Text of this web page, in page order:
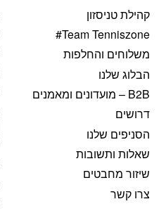
קהילת טניסזון
Team Tenniszone#
משלוחים והחלפות
הבלוג שלנו
B2B – מועדונים ומאמנים
דרושים
הסניפים שלנו
שאלות ותשובות
שיזור מחבטים
צרו קשר